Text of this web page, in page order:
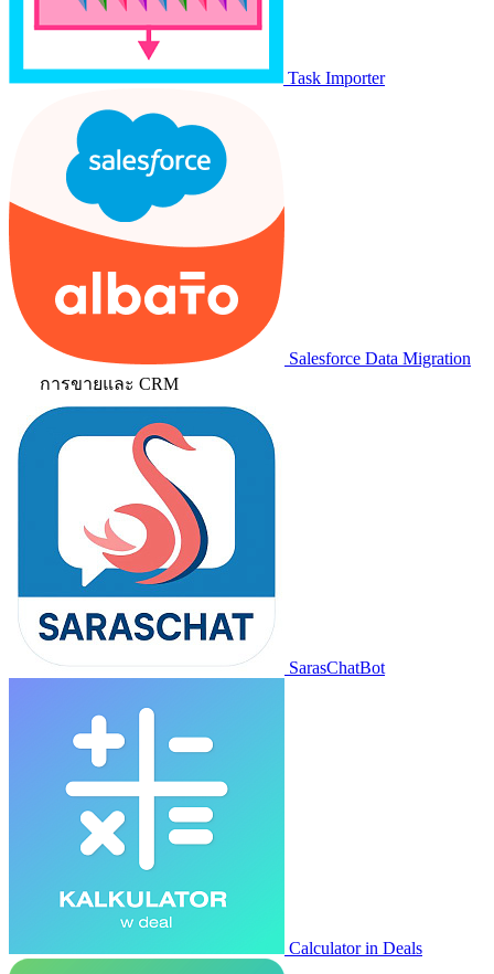
Task Importer
Salesforce Data Migration
การขายและ CRM
SarasChatBot
Calculator in Deals